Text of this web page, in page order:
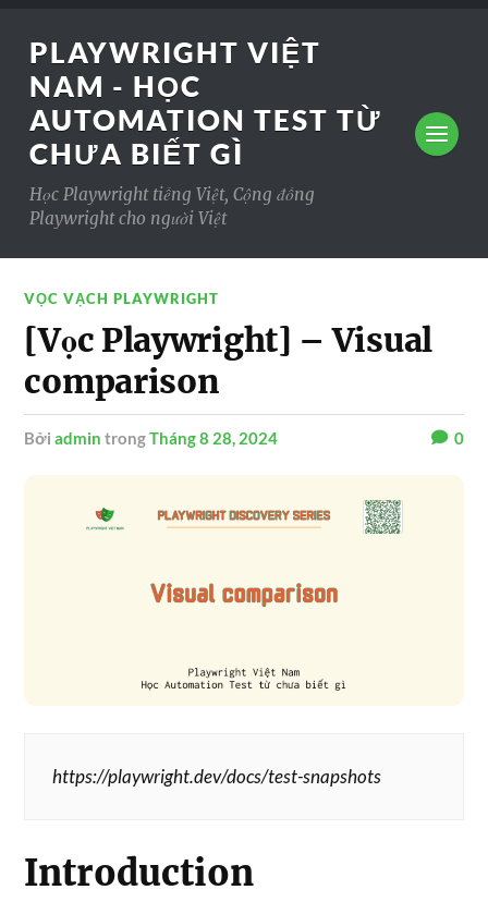
PLAYWRIGHT VIỆT
NAM - HỌC
AUTOMATION TEST TỪ
CHƯA BIẾT GÌ
Học Playwright tiếng Việt, Cộng đồng
Playwright cho người Việt
VỌC VẠCH PLAYWRIGHT
[Vọc Playwright] – Visual
comparison
Bởiadmin trongTháng 8 28, 2024 0
https://playwright.dev/docs/test-snapshots
Introduction